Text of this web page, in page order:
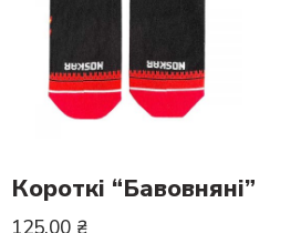
Короткі “Бавовняні”
125.00 ₴